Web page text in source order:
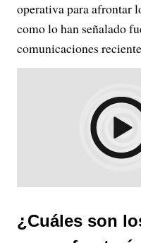
operativa para afrontar
como lo han señalado
comunicaciones
¿Cuáles son